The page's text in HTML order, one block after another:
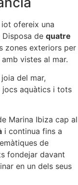
ofereix una
de quatre
zones exteriors per
vistes al mar.
del mar,
jocs aquàtics i tots
Marina Ibiza cap al
i continua fins a
de
fondejar davant
en un dels seus